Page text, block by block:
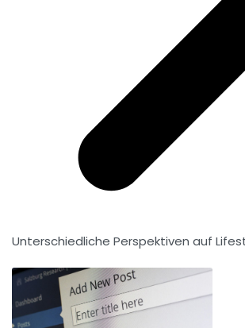
Unterschiedliche Perspektiven auf